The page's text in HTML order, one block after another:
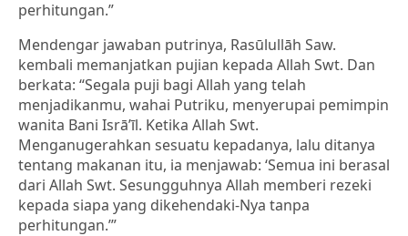
perhitungan.”
Mendengar jawaban putrinya, Rasūlullāh Saw.
kembali memanjatkan pujian kepada Allah Swt. Dan
berkata: “Segala puji bagi Allah yang telah
menjadikanmu, wahai Putriku, menyerupai pemimpin
wanita Bani Isrā’īl. Ketika Allah Swt.
Menganugerahkan sesuatu kepadanya, lalu ditanya
tentang makanan itu, ia menjawab: ‘Semua ini berasal
dari Allah Swt. Sesungguhnya Allah memberi rezeki
kepada siapa yang dikehendaki-Nya tanpa
perhitungan.’”